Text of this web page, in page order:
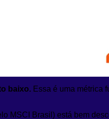
baixo. Essa é uma métrica
MSCI Brasil) está bem